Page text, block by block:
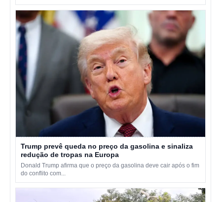
Trump prevê queda no preço da gasolina e sinaliza
redução de tropas na Europa
Donald Trump afirma que o preço da gasolina deve cair após o fim
do conflito com...